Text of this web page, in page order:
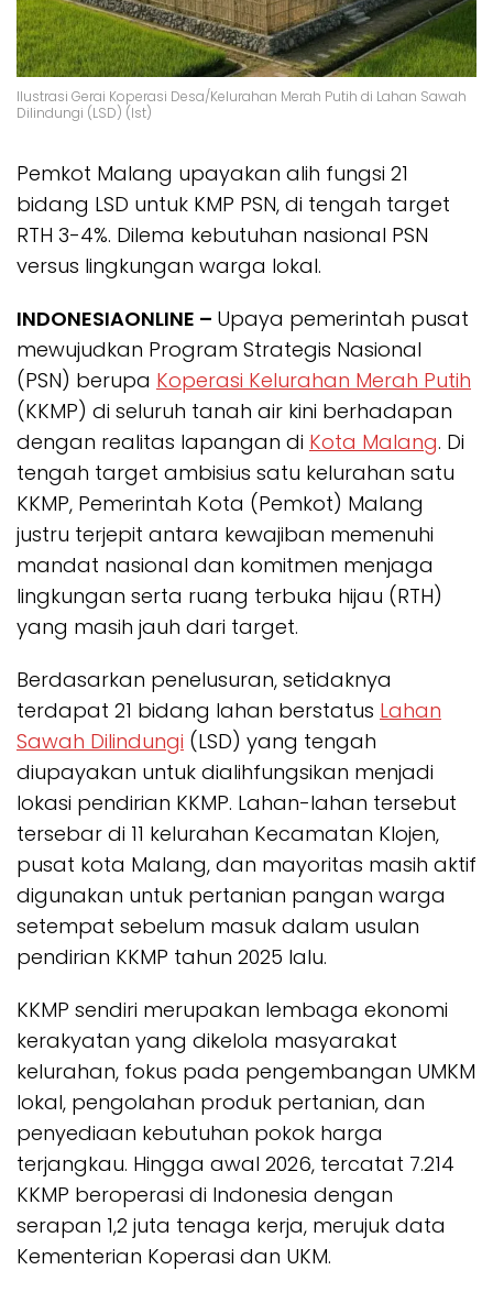
Ilustrasi Gerai Koperasi Desa/Kelurahan Merah Putih di Lahan Sawah
Dilindungi (LSD) (Ist)
Pemkot Malang upayakan alih fungsi 21
bidang LSD untuk KMP PSN, di tengah target
RTH 3-4%. Dilema kebutuhan nasional PSN
versus lingkungan warga lokal.
INDONESIAONLINE – Upaya pemerintah pusat
mewujudkan Program Strategis Nasional
(PSN) berupa Koperasi Kelurahan Merah Putih
(KKMP) di seluruh tanah air kini berhadapan
dengan realitas lapangan di Kota Malang. Di
tengah target ambisius satu kelurahan satu
KKMP, Pemerintah Kota (Pemkot) Malang
justru terjepit antara kewajiban memenuhi
mandat nasional dan komitmen menjaga
lingkungan serta ruang terbuka hijau (RTH)
yang masih jauh dari target.
Berdasarkan penelusuran, setidaknya
terdapat 21 bidang lahan berstatus Lahan
Sawah Dilindungi (LSD) yang tengah
diupayakan untuk dialihfungsikan menjadi
lokasi pendirian KKMP. Lahan-lahan tersebut
tersebar di 11 kelurahan Kecamatan Klojen,
pusat kota Malang, dan mayoritas masih aktif
digunakan untuk pertanian pangan warga
setempat sebelum masuk dalam usulan
pendirian KKMP tahun 2025 lalu.
KKMP sendiri merupakan lembaga ekonomi
kerakyatan yang dikelola masyarakat
kelurahan, fokus pada pengembangan UMKM
lokal, pengolahan produk pertanian, dan
penyediaan kebutuhan pokok harga
terjangkau. Hingga awal 2026, tercatat 7.214
KKMP beroperasi di Indonesia dengan
serapan 1,2 juta tenaga kerja, merujuk data
Kementerian Koperasi dan UKM.